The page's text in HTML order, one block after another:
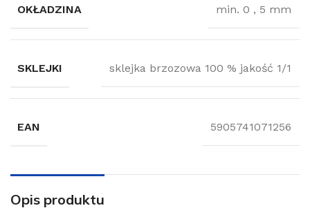
OKŁADZINA min. 0 , 5 mm
SKLEJKI sklejka brzozowa 100 % jakość 1/1
EAN 5905741071256
Opis produktu